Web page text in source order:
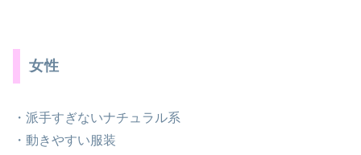
女性
・派手すぎないナチュラル系
・動きやすい服装